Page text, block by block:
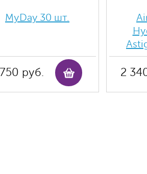
MyDay 30 шт.
руб. 2